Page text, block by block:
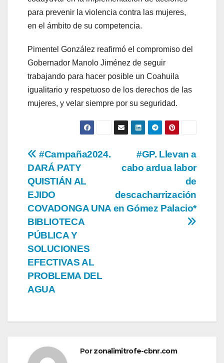
para prevenir la violencia contra las mujeres,
en el ámbito de su competencia.
Pimentel González reafirmó el compromiso del
Gobernador Manolo Jiménez de seguir
trabajando para hacer posible un Coahuila
igualitario y respetuoso de los derechos de las
mujeres, y velar siempre por su seguridad.
Navegación
de
entradas
#GP. Llevan a
cabo ardua labor
de
descacharrización
en Gómez Palacio*
#Campaña2024.
DARÁ PATY
QUISTIÁN AL
EJIDO
COVADONGA UNA
BIBLIOTECA
PÚBLICA Y
SOLUCIONES
EFECTIVAS AL
PROBLEMA DEL
AGUA
Porzonalimitrofe-cbnr.com